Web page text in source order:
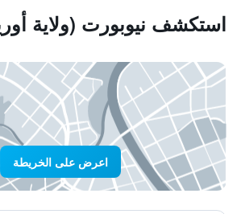
استكشف نيوبورت (ولاية
اعرض على الخريطة